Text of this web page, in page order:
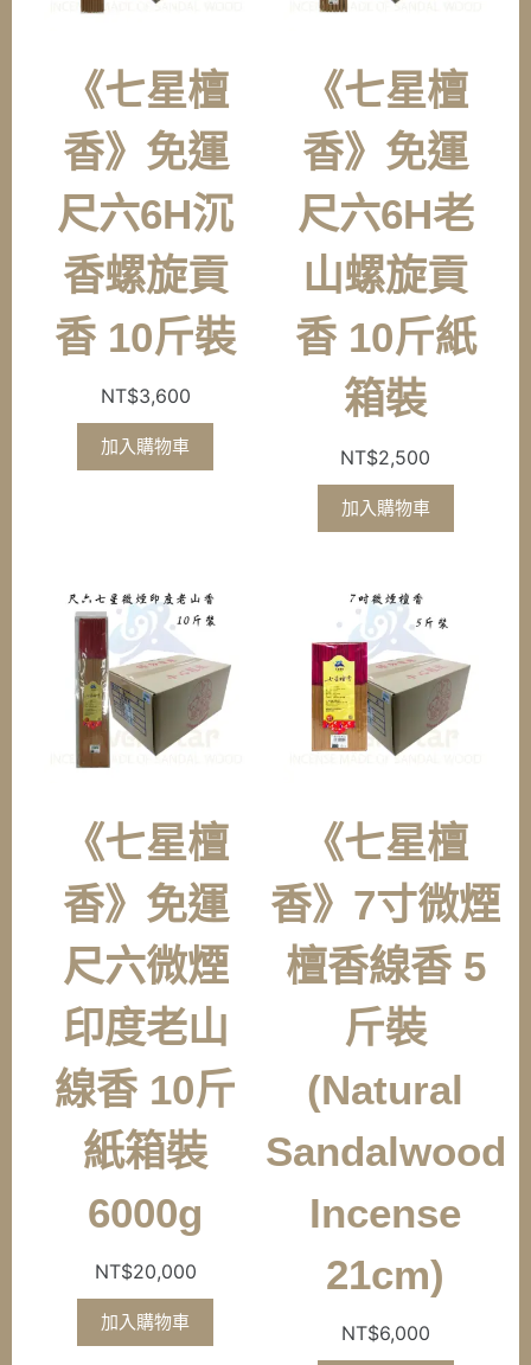
《七星檀
香》免運
尺六6H沉
香螺旋貢
香 10斤裝
NT$3,600
加入購物車
《七星檀
香》免運
尺六6H老
山螺旋貢
香 10斤紙
箱裝
NT$2,500
加入購物車
《七星檀
香》免運
尺六微煙
印度老山
線香 10斤
紙箱裝
6000g
NT$20,000
加入購物車
《七星檀
香》7寸微煙
檀香線香 5
斤裝
(Natural
Sandalwood
Incense
21cm)
NT$6,000